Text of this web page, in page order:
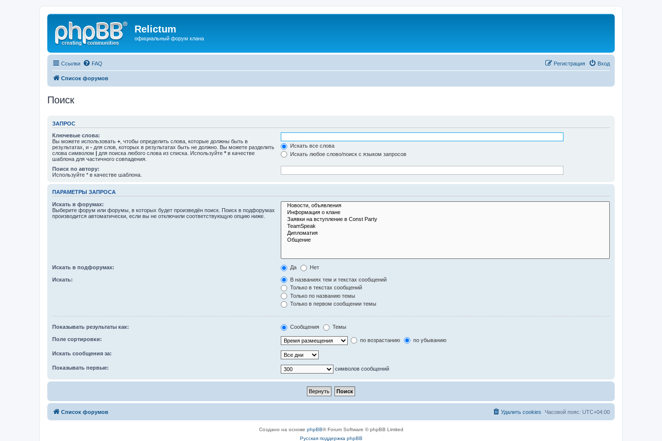
Relictum
официальный форум клана
Ссылки FAQ Вход
Регистрация
Список форумов
Поиск
ЗАПРОС
Ключевые слова:
Вы можете использовать + , чтобы определить слова, которые должны быть в
результатах, и - для слов, которых в результатах быть не должно. Вы можете разделить
слова символом | для поиска любого слова из списка. Используйте * в качестве
шаблона для частичного совпадения.
Искать все слова
Искать любое слово/поиск с языком запросов
Поиск по автору:
Используйте * в качестве шаблона.
ПАРАМЕТРЫ ЗАПРОСА
Искать в форумах:
Выберите форум или форумы, в которых будет произведён поиск. Поиск в подфорумах
производится автоматически, если вы не отключили соответствующую опцию ниже.
Искать в подфорумах: Да Нет
Искать:
В названиях тем и текстах сообщений
Только в текстах сообщений
Только по названию темы
Только в первом сообщении темы
Показывать результаты как: Сообщения Темы
Поле сортировки: по возрастанию по убыванию
Искать сообщения за:
Показывать первые: символов сообщений
Список форумов Часовой пояс: UTC+04:00
Удалить cookies
Создано на основе phpBB® Forum Software © phpBB Limited
Русская поддержка phpBB